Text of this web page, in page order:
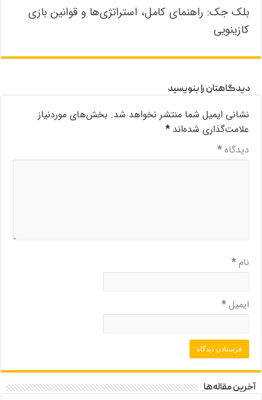
بلک جک: راهنمای کامل، استراتژی‌ها و قوانین بازی
کازینویی
دیدگاهتان را بنویسید
نشانی ایمیل شما منتشر نخواهد شد. بخش‌های موردنیاز
علامت‌گذاری شده‌اند*
دیدگاه*
نام*
ایمیل*
آخرین مقاله‌ها